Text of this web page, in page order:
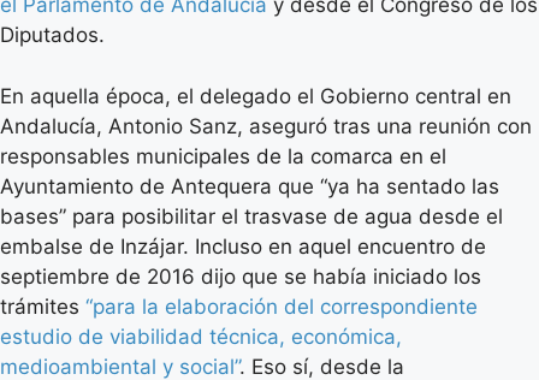
el Parlamento de Andalucía y desde el Congreso de los
Diputados.
En aquella época, el delegado el Gobierno central en
Andalucía, Antonio Sanz, aseguró tras una reunión con
responsables municipales de la comarca en el
Ayuntamiento de Antequera que “ya ha sentado las
bases” para posibilitar el trasvase de agua desde el
embalse de Inzájar. Incluso en aquel encuentro de
septiembre de 2016 dijo que se había iniciado los
trámites “para la elaboración del correspondiente
estudio de viabilidad técnica, económica,
medioambiental y social”. Eso sí, desde la